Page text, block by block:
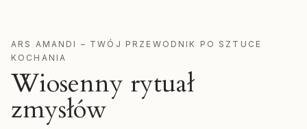
ARS AMANDI – TWÓJ PRZEWODNIK PO SZTUCE
KOCHANIA
Wiosenny rytuał
zmysłów